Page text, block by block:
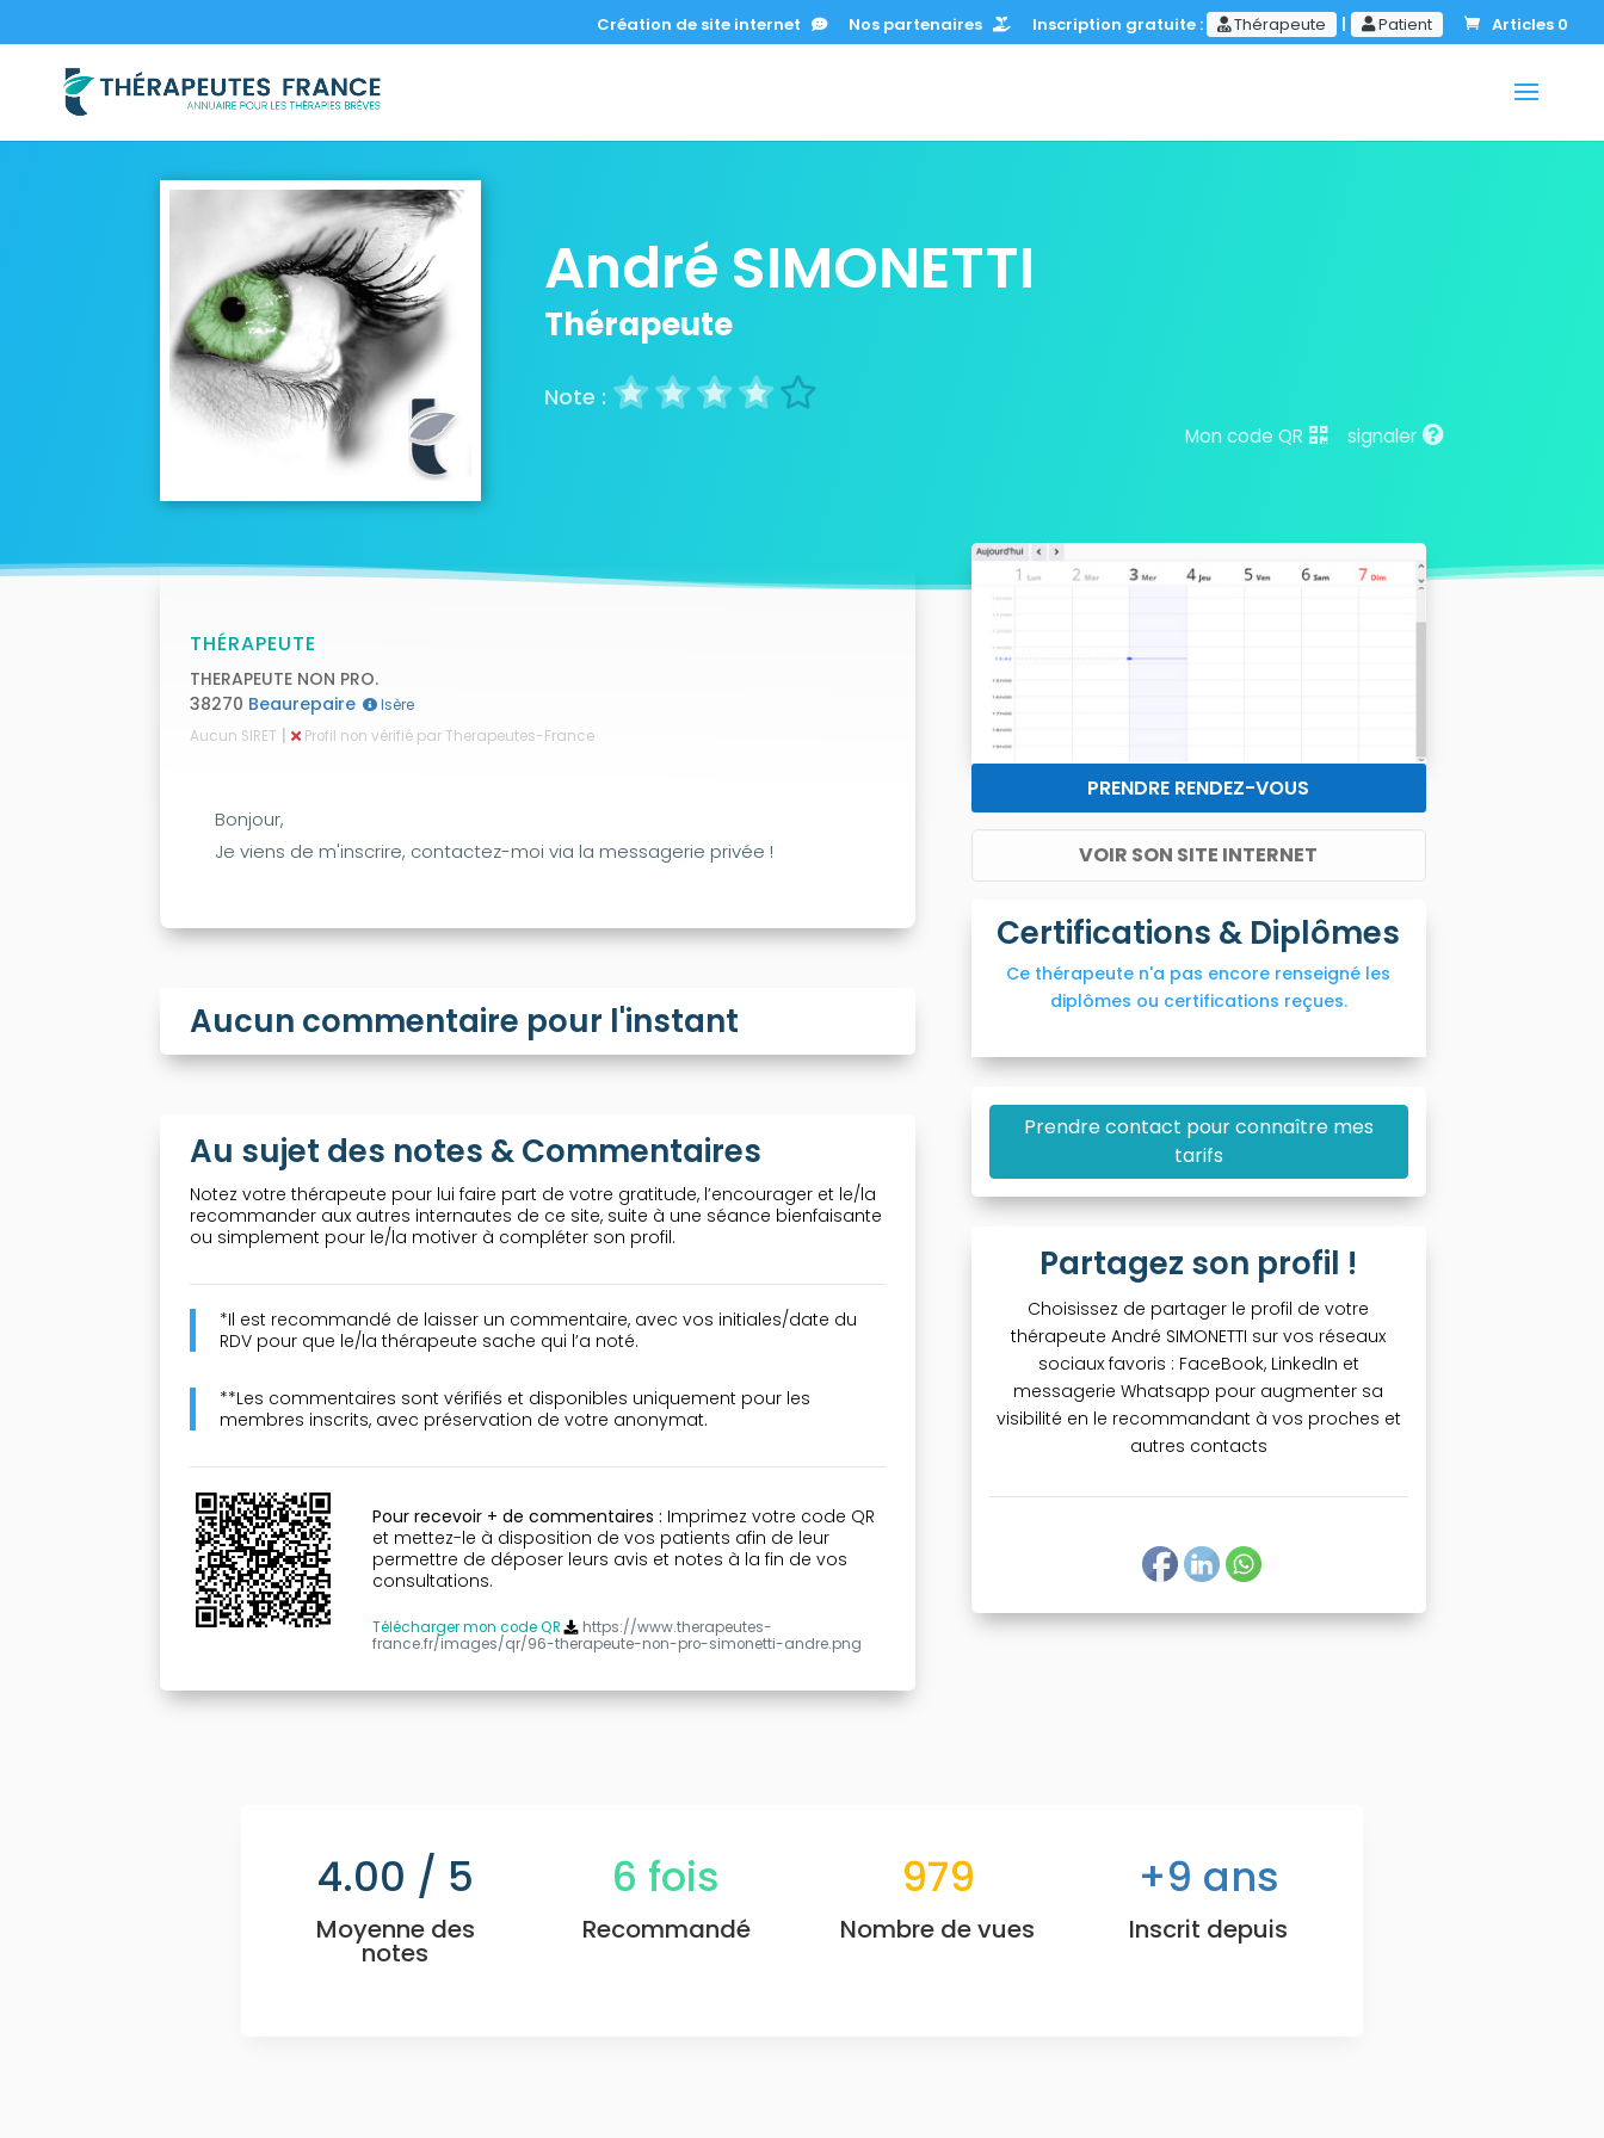
Création de site internet Nos partenaires Inscription gratuite : Thérapeute | Patient Articles 0
André SIMONETTI
Thérapeute
signaler
Mon code QR
THÉRAPEUTE
THERAPEUTE NON PRO.
38270 Beaurepaire
Isère
Aucun SIRET | Profil non vérifié par Therapeutes-France
Bonjour,
Je viens de m'inscrire, contactez-moi via la messagerie privée !
Aucun commentaire pour l'instant
Au sujet des notes & Commentaires
Notez votre thérapeute pour lui faire part de votre gratitude, l’encourager et le/la
recommander aux autres internautes de ce site, suite à une séance bienfaisante
ou simplement pour le/la motiver à compléter son profil.
*Il est recommandé de laisser un commentaire, avec vos initiales/date du
RDV pour que le/la thérapeute sache qui l’a noté.
**Les commentaires sont vérifiés et disponibles uniquement pour les
membres inscrits, avec préservation de votre anonymat.
Pour recevoir + de commentaires : Imprimez votre code QR
et mettez-le à disposition de vos patients afin de leur
permettre de déposer leurs avis et notes à la fin de vos
consultations.
Télécharger mon code QR
https://www.therapeutes-
france.fr/images/qr/96-therapeute-non-pro-simonetti-andre.png
PRENDRE RENDEZ-VOUS
VOIR SON SITE INTERNET
Certifications & Diplômes
Ce thérapeute n'a pas encore renseigné les
diplômes ou certifications reçues.
Prendre contact pour connaître mes
tarifs
Partagez son profil !
Choisissez de partager le profil de votre
thérapeute André SIMONETTI sur vos réseaux
sociaux favoris : FaceBook, LinkedIn et
messagerie Whatsapp pour augmenter sa
visibilité en le recommandant à vos proches et
autres contacts
4.00 / 5
Moyenne des
notes
6 fois
Recommandé
979
Nombre de vues
9 ans
Inscrit depuis